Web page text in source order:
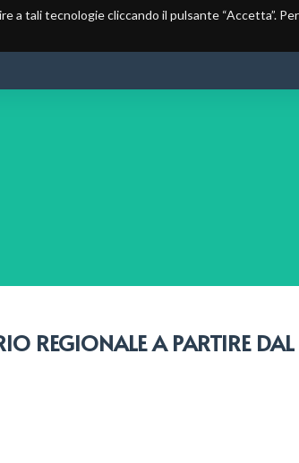
REGIONALE A PARTIRE DAL
tali tecnologie cliccando il pulsante “Accetta”.